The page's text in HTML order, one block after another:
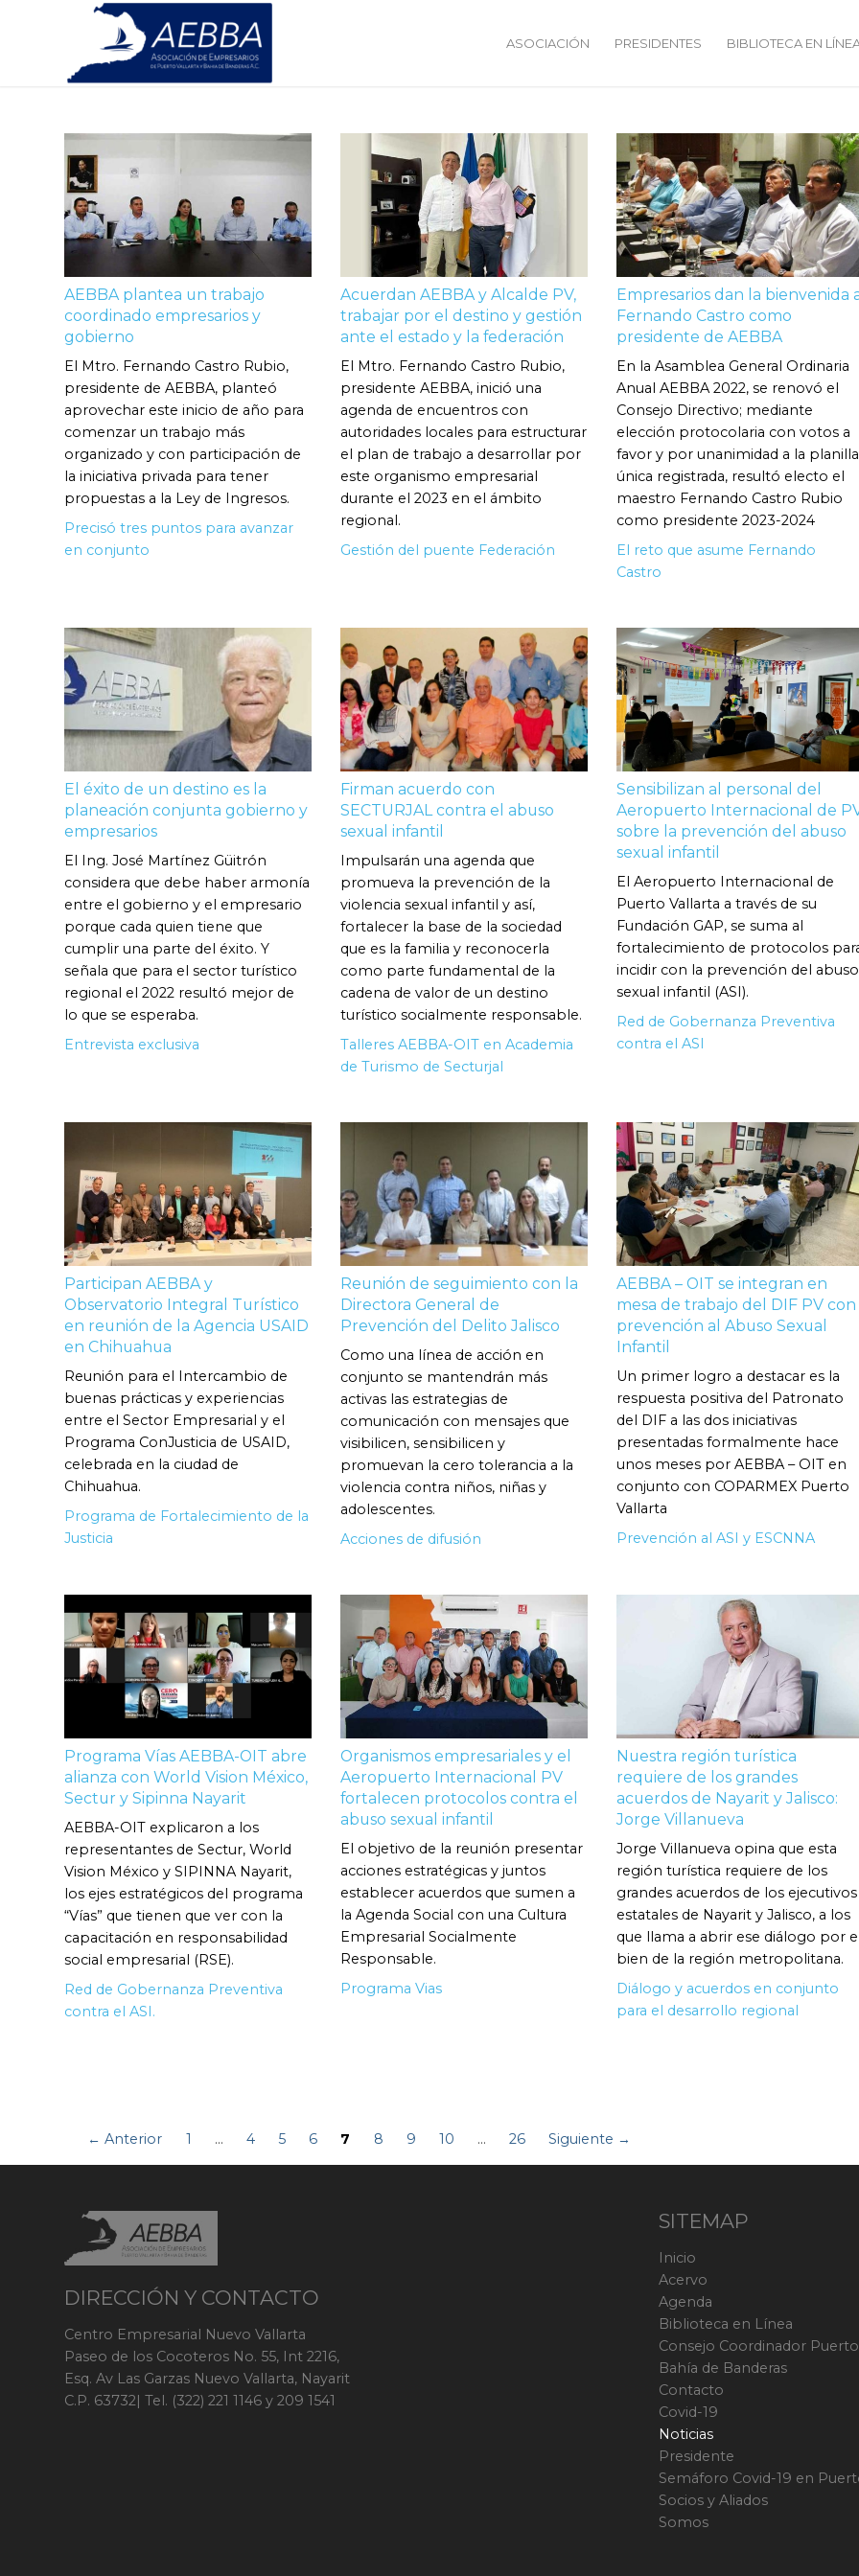
ASOCIACIÓN PRESIDENTES BIBLIOTECA EN
AEBBA plantea un trabajo
coordinado empresarios y
gobierno
El Mtro. Fernando Castro Rubio,
presidente de AEBBA, planteó
aprovechar este inicio de año para
comenzar un trabajo más
organizado y con participación de
la iniciativa privada para tener
propuestas a la Ley de Ingresos.
Precisó tres puntos para avanzar
en conjunto
Acuerdan AEBBA y Alcalde PV,
trabajar por el destino y gestión
ante el estado y la federación
El Mtro. Fernando Castro Rubio,
presidente AEBBA, inició una
agenda de encuentros con
autoridades locales para estructurar
el plan de trabajo a desarrollar por
este organismo empresarial
durante el 2023 en el ámbito
regional.
Gestión del puente Federación
Empresarios dan la bienvenida
Fernando Castro como
presidente de AEBBA
En la Asamblea General Ordinaria
Anual AEBBA 2022, se renovó el
Consejo Directivo; mediante
elección protocolaria con votos a
favor y por unanimidad a la planilla
única registrada, resultó electo el
maestro Fernando Castro Rubio
como presidente 2023-2024
El reto que asume Fernando
Castro
El éxito de un destino es la
planeación conjunta gobierno y
empresarios
El Ing. José Martínez Güitrón
considera que debe haber armonía
entre el gobierno y el empresario
porque cada quien tiene que
cumplir una parte del éxito. Y
señala que para el sector turístico
regional el 2022 resultó mejor de
lo que se esperaba.
Entrevista exclusiva
Firman acuerdo con
SECTURJAL contra el abuso
sexual infantil
Impulsarán una agenda que
promueva la prevención de la
violencia sexual infantil y así,
fortalecer la base de la sociedad
que es la familia y reconocerla
como parte fundamental de la
cadena de valor de un destino
turístico socialmente responsable.
Talleres AEBBA-OIT en Academia
de Turismo de Secturjal
Sensibilizan al personal del
Aeropuerto Internacional de
sobre la prevención del abuso
sexual infantil
El Aeropuerto Internacional de
Puerto Vallarta a través de su
Fundación GAP, se suma al
fortalecimiento de protocolos
incidir con la prevención del abuso
sexual infantil (ASI).
Red de Gobernanza Preventiva
contra el ASI
Participan AEBBA y
Observatorio Integral Turístico
en reunión de la Agencia USAID
en Chihuahua
Reunión para el Intercambio de
buenas prácticas y experiencias
entre el Sector Empresarial y el
Programa ConJusticia de USAID,
celebrada en la ciudad de
Chihuahua.
Programa de Fortalecimiento de la
Justicia
Reunión de seguimiento con la
Directora General de
Prevención del Delito Jalisco
Como una línea de acción en
conjunto se mantendrán más
activas las estrategias de
comunicación con mensajes que
visibilicen, sensibilicen y
promuevan la cero tolerancia a la
violencia contra niños, niñas y
adolescentes.
Acciones de difusión
AEBBA – OIT se integran en
mesa de trabajo del DIF PV con
prevención al Abuso Sexual
Infantil
Un primer logro a destacar es la
respuesta positiva del Patronato
del DIF a las dos iniciativas
presentadas formalmente hace
unos meses por AEBBA – OIT en
conjunto con COPARMEX Puerto
Vallarta
Prevención al ASI y ESCNNA
Programa Vías AEBBA-OIT abre
alianza con World Vision México,
Sectur y Sipinna Nayarit
AEBBA-OIT explicaron a los
representantes de Sectur, World
Vision México y SIPINNA Nayarit,
los ejes estratégicos del programa
“Vías” que tienen que ver con la
capacitación en responsabilidad
social empresarial (RSE).
Red de Gobernanza Preventiva
contra el ASI.
Organismos empresariales y el
Aeropuerto Internacional PV
fortalecen protocolos contra el
abuso sexual infantil
El objetivo de la reunión presentar
acciones estratégicas y juntos
establecer acuerdos que sumen a
la Agenda Social con una Cultura
Empresarial Socialmente
Responsable.
Programa Vias
Nuestra región turística
requiere de los grandes
acuerdos de Nayarit y Jalisco:
Jorge Villanueva
Jorge Villanueva opina que esta
región turística requiere de los
grandes acuerdos de los ejecutivos
estatales de Nayarit y Jalisco, a los
que llama a abrir ese diálogo por
bien de la región metropolitana.
Diálogo y acuerdos en conjunto
para el desarrollo regional
← Anterior 1 … 4 5 6 7 8 9 10 … 26 Siguiente →
DIRECCIÓN Y CONTACTO
Centro Empresarial Nuevo Vallarta
Paseo de los Cocoteros No. 55, Int 2216,
Esq. Av Las Garzas Nuevo Vallarta, Nayarit
C.P. 63732| Tel. (322) 221 1146 y 209 1541
SITEMAP
Inicio
Acervo
Agenda
Biblioteca en Línea
Consejo Coordinador
Bahía de Banderas
Contacto
Covid-19
Noticias
Presidente
Semáforo Covid-19 en
Socios y Aliados
Somos